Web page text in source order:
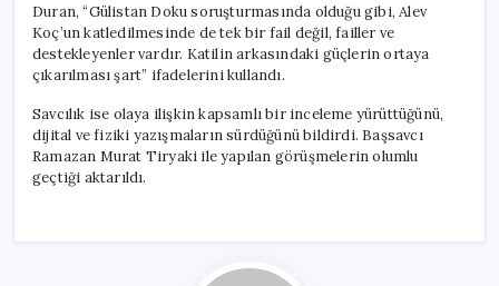
Duran, “Gülistan Doku soruşturmasında olduğu gibi, Alev
Koç’un katledilmesinde de tek bir fail değil, failler ve
destekleyenler vardır. Katilin arkasındaki güçlerin ortaya
çıkarılması şart” ifadelerini kullandı.
Savcılık ise olaya ilişkin kapsamlı bir inceleme yürüttüğünü,
dijital ve fiziki yazışmaların sürdüğünü bildirdi. Başsavcı
Ramazan Murat Tiryaki ile yapılan görüşmelerin olumlu
geçtiği aktarıldı.